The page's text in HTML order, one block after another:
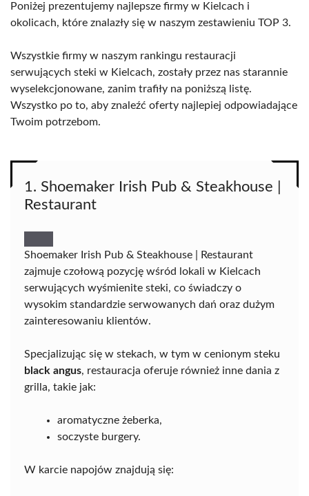
Poniżej prezentujemy najlepsze firmy w Kielcach i
okolicach, które znalazły się w naszym zestawieniu TOP 3.
Wszystkie firmy w naszym rankingu restauracji
serwujących steki w Kielcach, zostały przez nas starannie
wyselekcjonowane, zanim trafiły na poniższą listę.
Wszystko po to, aby znaleźć oferty najlepiej odpowiadające
Twoim potrzebom.
1. Shoemaker Irish Pub & Steakhouse |
Restaurant
Shoemaker Irish Pub & Steakhouse | Restaurant
zajmuje czołową pozycję wśród lokali w Kielcach
serwujących wyśmienite steki, co świadczy o
wysokim standardzie serwowanych dań oraz dużym
zainteresowaniu klientów.
Specjalizując się w stekach, w tym w cenionym steku
black angus, restauracja oferuje również inne dania z
grilla, takie jak:
aromatyczne żeberka,
soczyste burgery.
W karcie napojów znajdują się: